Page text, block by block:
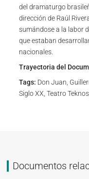
del dramaturgo
dirección de Raúl
sumándose a la labor
que estaban
nacionales.
Trayectoria del
Tags: Don Juan,
Siglo XX, Teatro
Documentos